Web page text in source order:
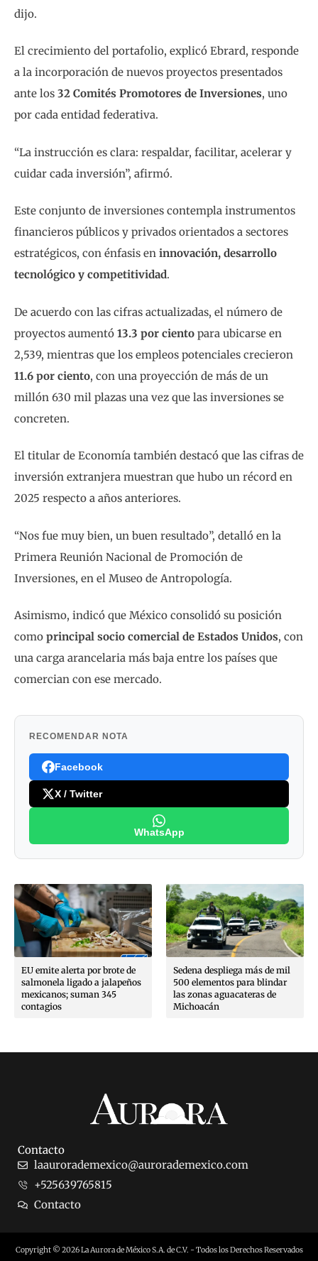
dijo.
El crecimiento del portafolio, explicó Ebrard, responde
a la incorporación de nuevos proyectos presentados
ante los 32 Comités Promotores de Inversiones, uno
por cada entidad federativa.
“La instrucción es clara: respaldar, facilitar, acelerar y
cuidar cada inversión”, afirmó.
Este conjunto de inversiones contempla instrumentos
financieros públicos y privados orientados a sectores
estratégicos, con énfasis en innovación, desarrollo
tecnológico y competitividad.
De acuerdo con las cifras actualizadas, el número de
proyectos aumentó 13.3 por ciento para ubicarse en
2,539, mientras que los empleos potenciales crecieron
11.6 por ciento, con una proyección de más de un
millón 630 mil plazas una vez que las inversiones se
concreten.
El titular de Economía también destacó que las cifras de
inversión extranjera muestran que hubo un récord en
2025 respecto a años anteriores.
“Nos fue muy bien, un buen resultado”, detalló en la
Primera Reunión Nacional de Promoción de
Inversiones, en el Museo de Antropología.
Asimismo, indicó que México consolidó su posición
como principal socio comercial de Estados Unidos, con
una carga arancelaria más baja entre los países que
comercian con ese mercado.
RECOMENDAR NOTA
Facebook
X / Twitter
WhatsApp
EU emite alerta por brote de
salmonela ligado a jalapeños
mexicanos; suman 345
contagios
Sedena despliega más de mil
500 elementos para blindar
las zonas aguacateras de
Michoacán
Contacto
laaurorademexico@aurorademexico.com
+525639765815
Contacto
Copyright © 2026 La Aurora de México S.A. de C.V. - Todos los Derechos Reservados